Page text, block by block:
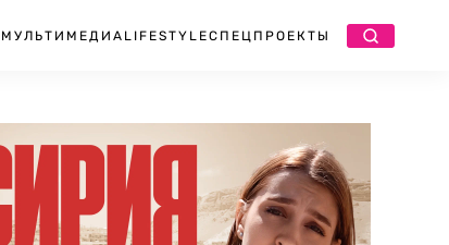
МУЛЬТИМЕДИА LIFESTYLEСПЕЦПРОЕКТЫ